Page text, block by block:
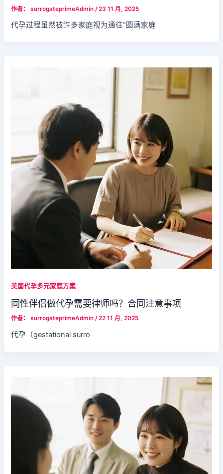
作者： surrogateprimeAdmin /23 11 月, 2025
代孕过程虽然被许多家庭视为通往“圆满家庭
美国代孕多元家庭方案
同性伴侣做代孕需要律师吗？合同注意事项
作者： surrogateprimeAdmin/22 11 月, 2025
代孕（gestational surro